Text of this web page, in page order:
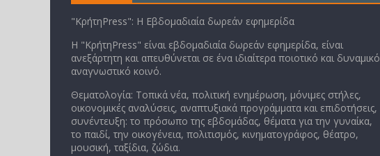
"ΚρήτηPress": Η Εβδομαδιαία δωρεάν εφημερίδα
Η "ΚρήτηPress" είναι εβδομαδιαία δωρεάν εφημερίδα, είναι
ανεξάρτητη και απευθύνεται σε ένα ιδιαίτερα ποιοτικό και δυναμικό
αναγνωστικό κοινό.
Θεματολογία: Τοπικά νέα, πολιτική ενημέρωση, μόνιμες στήλες,
οικονομικές αναλύσεις, αναπτυξιακά προγράμματα και επιδοτήσεις,
συνέντευξη: το πρόσωπο της εβδομάδας, θέματα για την γυναίκα,
το παιδί, την οικογένεια, πολιτισμός, κινηματογράφος, θέατρο,
μουσική, ταξίδια, ζώδια.